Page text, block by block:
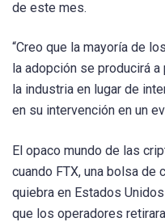
de este mes.
“Creo que la mayoría de
la adopción se producirá
la industria en lugar de
en su intervención en un
El opaco mundo de las
cuando FTX, una bolsa de
quiebra en Estados
que los operadores